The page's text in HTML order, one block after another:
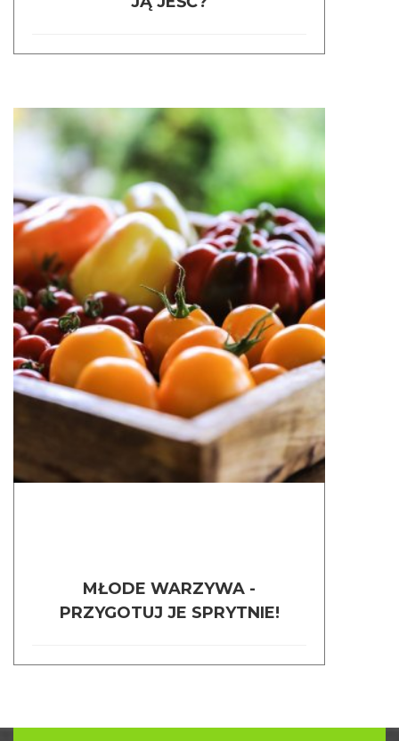
MŁODE WARZYWA -
PRZYGOTUJ JE SPRYTNIE!